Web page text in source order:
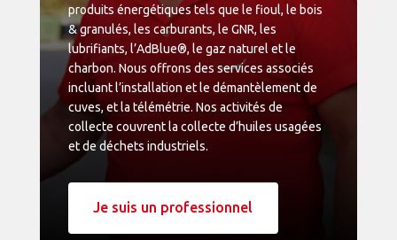
produits énergétiques tels que le fioul, le bois
& granulés, les carburants, le GNR, les
lubrifiants, l’AdBlue®, le gaz naturel et le
charbon. Nous offrons des services associés
incluant l’installation et le démantèlement de
cuves, et la télémétrie. Nos activités de
collecte couvrent la collecte d’huiles usagées
et de déchets industriels.
Je suis un professionnel